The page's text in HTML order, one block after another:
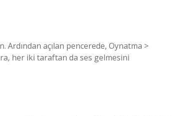
Ardından açılan pencerede, Oynatma >
her iki taraftan da ses gelmesini